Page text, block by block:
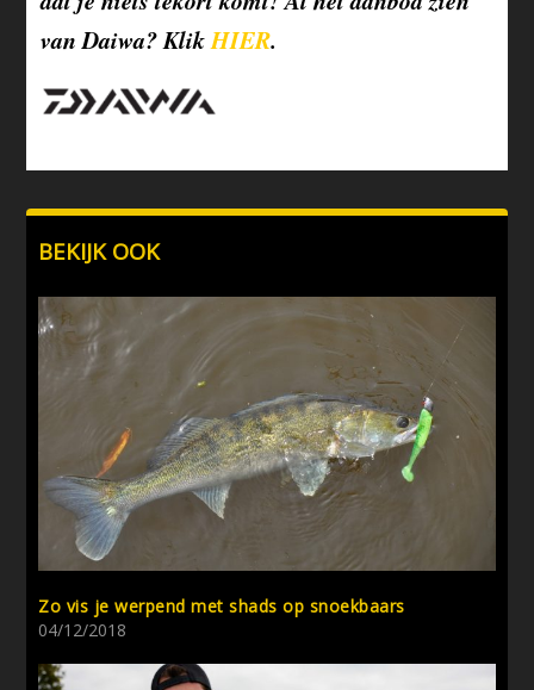
van Daiwa? KlikHIER.
BEKIJK OOK
Zo vis je werpend met shads op snoekbaars
04/12/2018